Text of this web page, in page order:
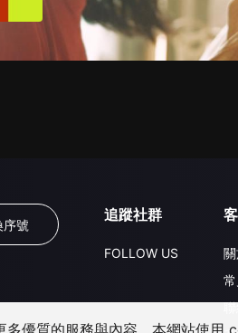
序號
追蹤社群
FOLLOW US
多優質的服務與內容，本網站使用